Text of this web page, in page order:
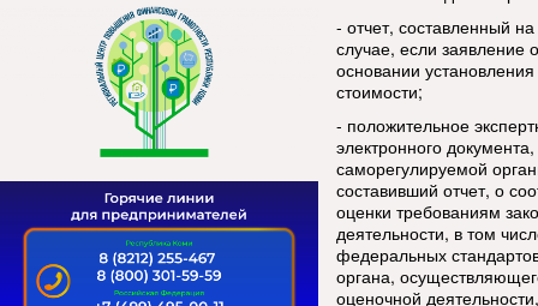
- отчет, составленный
случае, если заявление
основании
стоимости;
- положительное
электронного
саморегулируемой
составивший отчет, о
оценки требованиям
деятельности, в том
федеральных
органа,
оценочной